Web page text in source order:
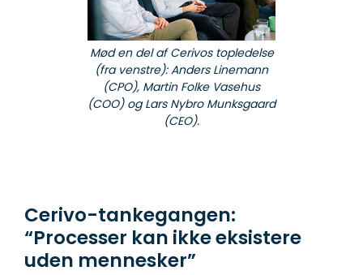
Mød en del af Cerivos topledelse
(fra venstre): Anders Linemann
(CPO), Martin Folke Vasehus
(COO) og Lars Nybro Munksgaard
(CEO).
Cerivo-tankegangen:
“Processer kan ikke eksistere
uden mennesker”